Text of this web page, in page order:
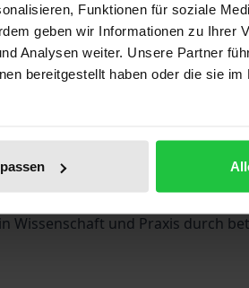
Funktionen für soziale
geben wir Informationen zu Ihrer
Analysen weiter. Unsere Partner
bereitgestellt haben oder die sie
Angaben
Wissen zu
zu vermitteln. Sie stellen ein
und
Wissenschaft und Praxis durch